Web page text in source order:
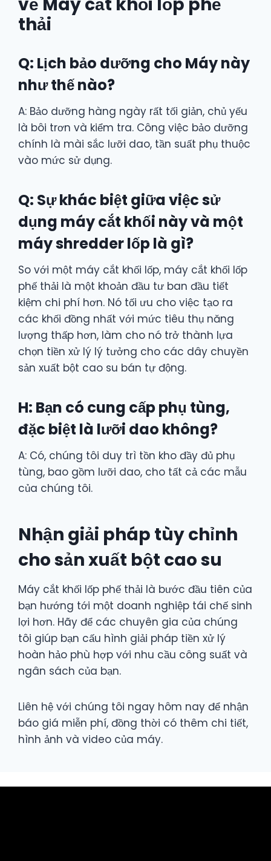
thải
Q: Lịch bảo dưỡng cho Máy này
như thế nào?
A: Bảo dưỡng hàng ngày rất tối giản, chủ yếu
là bôi trơn và kiểm tra. Công việc bảo dưỡng
chính là mài sắc lưỡi dao, tần suất phụ thuộc
vào mức sử dụng.
Q: Sự khác biệt giữa việc sử
dụng máy cắt khối này và một
máy shredder lốp là gì?
So với một máy cắt khối lốp, máy cắt khối lốp
phế thải là một khoản đầu tư ban đầu tiết
kiệm chi phí hơn. Nó tối ưu cho việc tạo ra
các khối đồng nhất với mức tiêu thụ năng
lượng thấp hơn, làm cho nó trở thành lựa
chọn tiền xử lý lý tưởng cho các dây chuyền
sản xuất bột cao su bán tự động.
H: Bạn có cung cấp phụ tùng,
đặc biệt là lưỡi dao không?
A: Có, chúng tôi duy trì tồn kho đầy đủ phụ
tùng, bao gồm lưỡi dao, cho tất cả các mẫu
của chúng tôi.
Nhận giải pháp tùy chỉnh
cho sản xuất bột cao su
Máy cắt khối lốp phế thải là bước đầu tiên của
bạn hướng tới một doanh nghiệp tái chế sinh
lợi hơn. Hãy để các chuyên gia của chúng
tôi giúp bạn cấu hình giải pháp tiền xử lý
hoàn hảo phù hợp với nhu cầu công suất và
ngân sách của bạn.
Liên hệ với chúng tôi ngay hôm nay để nhận
báo giá miễn phí, đồng thời có thêm chi tiết,
hình ảnh và video của máy.